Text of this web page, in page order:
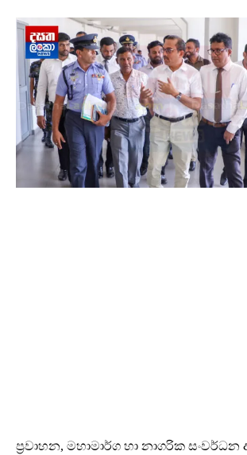
ප්‍රවාහන, මහාමාර්ග හා නාගරික සංවර්ධන